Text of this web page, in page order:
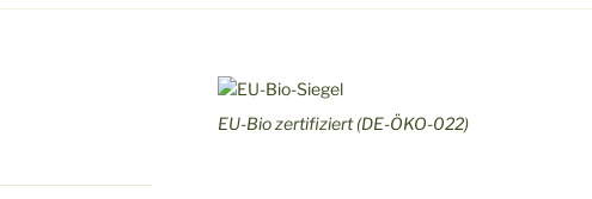
EU-Bio zertifiziert (DE-ÖKO-022)